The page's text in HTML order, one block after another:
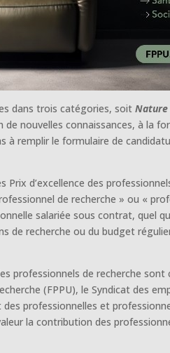
dans trois catégories, soitNature
de nouvelles connaissances, à la
à remplir le formulaire de
Prix d’excellence des
de recherche » ou «
salariée sous contrat, quel
de recherche ou du budget
professionnels de recherche
(FPPU), le Syndicat des
professionnelles et
la contribution des